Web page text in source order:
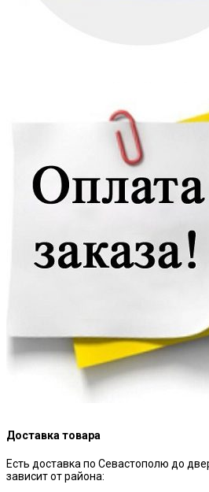
Доставка товара
Есть доставка по Севастополю до
зависит от района: